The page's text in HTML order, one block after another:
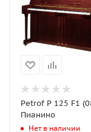
Petrof P 125 F1
Пианино
Нет в наличии